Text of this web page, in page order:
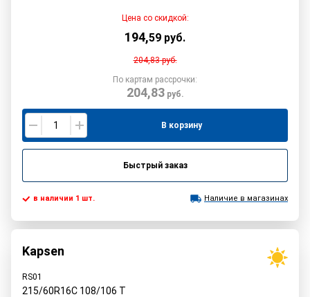
Цена со скидкой:
194,59 руб.
204,83руб.
По картам рассрочки:
204,83руб.
В корзину
Быстрый заказ
в наличии 1 шт. Наличие в магазинах
Kapsen
RS01
215/60R16C 108/106 T